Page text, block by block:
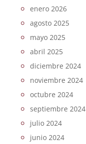
enero 2026
agosto 2025
mayo 2025
abril 2025
diciembre 2024
noviembre 2024
octubre 2024
septiembre 2024
julio 2024
junio 2024